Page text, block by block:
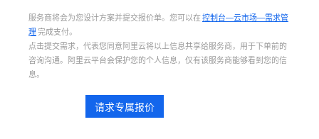
服务商将会为您设计方案并提交报价单。您可以在控制台—云市场—需求管
理完成支付。
点击提交需求，代表您同意阿里云将以上信息共享给服务商，用于下单前的
咨询沟通。阿里云平台会保护您的个人信息，仅有该服务商能够看到您的信
息。
请求专属报价